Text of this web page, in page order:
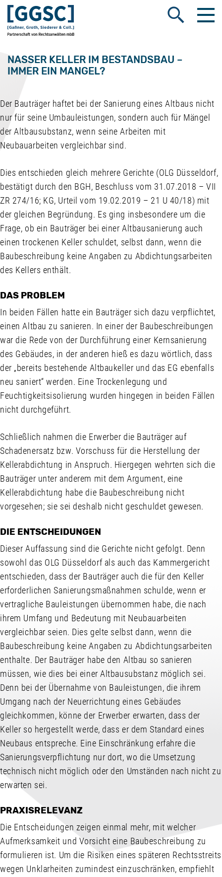
Suche öffnen
NASSER KELLER IM BESTANDSBAU –
IMMER EIN MANGEL?
Der Bauträger haftet bei der Sanierung eines Altbaus nicht
nur für seine Umbauleistungen, sondern auch für Mängel
der Altbausubstanz, wenn seine Arbeiten mit
Neubauarbeiten vergleichbar sind.
Dies entschieden gleich mehrere Gerichte (OLG Düsseldorf,
bestätigt durch den BGH, Beschluss vom 31.07.2018 – VII
ZR 274/16; KG, Urteil vom 19.02.2019 – 21 U 40/18) mit
der gleichen Begründung. Es ging insbesondere um die
Frage, ob ein Bauträger bei einer Altbausanierung auch
einen trockenen Keller schuldet, selbst dann, wenn die
Baubeschreibung keine Angaben zu Abdichtungsarbeiten
des Kellers enthält.
DAS PROBLEM
In beiden Fällen hatte ein Bauträger sich dazu verpflichtet,
einen Altbau zu sanieren. In einer der Baubeschreibungen
war die Rede von der Durchführung einer Kernsanierung
des Gebäudes, in der anderen hieß es dazu wörtlich, dass
der „bereits bestehende Altbaukeller und das EG ebenfalls
neu saniert“ werden. Eine Trockenlegung und
Feuchtigkeitsisolierung wurden hingegen in beiden Fällen
nicht durchgeführt.
Schließlich nahmen die Erwerber die Bauträger auf
Schadenersatz bzw. Vorschuss für die Herstellung der
Kellerabdichtung in Anspruch. Hiergegen wehrten sich die
Bauträger unter anderem mit dem Argument, eine
Kellerabdichtung habe die Baubeschreibung nicht
vorgesehen; sie sei deshalb nicht geschuldet gewesen.
DIE ENTSCHEIDUNGEN
Dieser Auffassung sind die Gerichte nicht gefolgt. Denn
sowohl das OLG Düsseldorf als auch das Kammergericht
entschieden, dass der Bauträger auch die für den Keller
erforderlichen Sanierungsmaßnahmen schulde, wenn er
vertragliche Bauleistungen übernommen habe, die nach
ihrem Umfang und Bedeutung mit Neubauarbeiten
vergleichbar seien. Dies gelte selbst dann, wenn die
Baubeschreibung keine Angaben zu Abdichtungsarbeiten
enthalte. Der Bauträger habe den Altbau so sanieren
müssen, wie dies bei einer Altbausubstanz möglich sei.
Denn bei der Übernahme von Bauleistungen, die ihrem
Umgang nach der Neuerrichtung eines Gebäudes
gleichkommen, könne der Erwerber erwarten, dass der
Keller so hergestellt werde, dass er dem Standard eines
Neubaus entspreche. Eine Einschränkung erfahre die
Sanierungsverpflichtung nur dort, wo die Umsetzung
technisch nicht möglich oder den Umständen nach nicht zu
erwarten sei.
PRAXISRELEVANZ
Die Entscheidungen zeigen einmal mehr, mit welcher
Aufmerksamkeit und Vorsicht eine Baubeschreibung zu
formulieren ist. Um die Risiken eines späteren Rechtsstreits
wegen Unklarheiten zumindest einzuschränken, empfiehlt